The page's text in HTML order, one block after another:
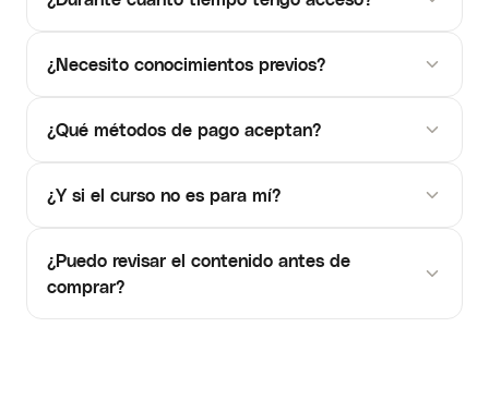
¿Necesito conocimientos previos?
¿Qué métodos de pago aceptan?
¿Y si el curso no es para mí?
¿Puedo revisar el contenido antes de
comprar?